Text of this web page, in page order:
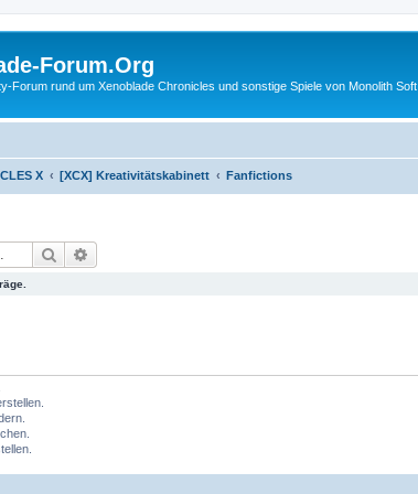
Forum.Org
Forum rund um Xenoblade Chronicles und sonstige Spiele von Monolith Soft
X [XCX] Kreativitätskabinett Fanfictions
Suche